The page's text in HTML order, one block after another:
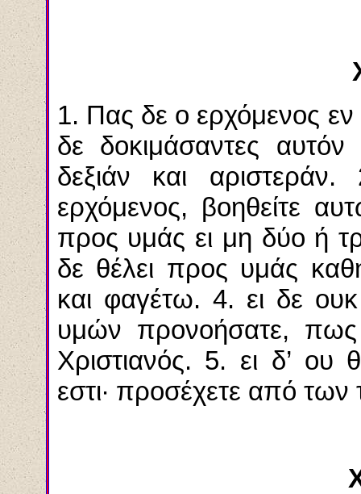
1. Πας δε ο ερχόμενος εν
δε δοκιμάσαντες
δεξιάν και
ερχόμενος, βοηθείτε
προς υμάς ει μη δύο ή
δε θέλει προς υμάς
και φαγέτω. 4. ει δε
υμών προνοήσατε,
Χριστιανός. 5. ει δ’ ου
εστι· προσέχετε από των